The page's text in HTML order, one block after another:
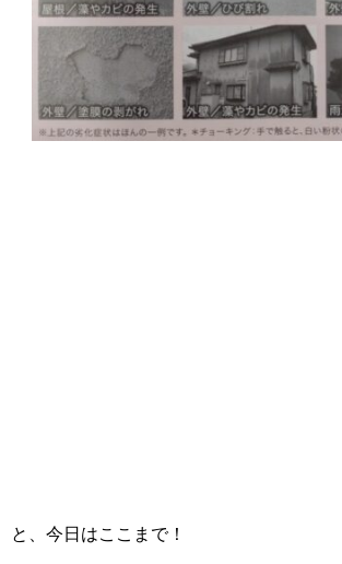
と、今日はここまで！